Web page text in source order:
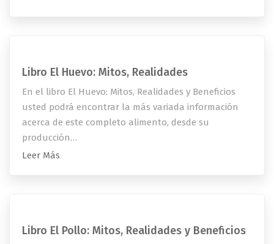
Libro El Huevo: Mitos, Realidades
En el libro El Huevo: Mitos, Realidades y Beneficios
usted podrá encontrar la más variada información
acerca de este completo alimento, desde su
producción…
Leer Más
Libro El Pollo: Mitos, Realidades y Beneficios